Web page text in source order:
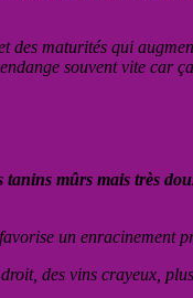
des maturités qui
souvent vite car
mûrs mais très
un enracinement
des vins crayeux,